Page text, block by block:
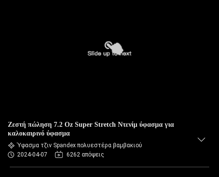
Ζεστή πώληση 7.2 Oz Super Stretch Ντενίμ ύφασμα για
καλοκαιρινό ύφασμα
Ύφασμα τζιν Spandex πολυεστέρα βαμβακιού
2024-04-07
6262 απόψεις